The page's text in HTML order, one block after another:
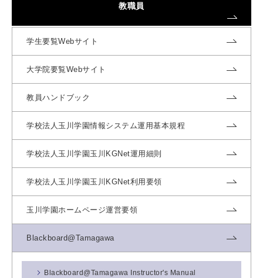
教職員
学生要覧Webサイト
大学院要覧Webサイト
教員ハンドブック
学校法人玉川学園情報システム運用基本規程
学校法人玉川学園玉川KGNet運用細則
学校法人玉川学園玉川KGNet利用要領
玉川学園ホームページ運営要領
Blackboard@Tamagawa
Blackboard@Tamagawa Instructor's Manual